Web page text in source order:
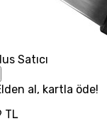
Satıcı
al, kartla öde!
TL